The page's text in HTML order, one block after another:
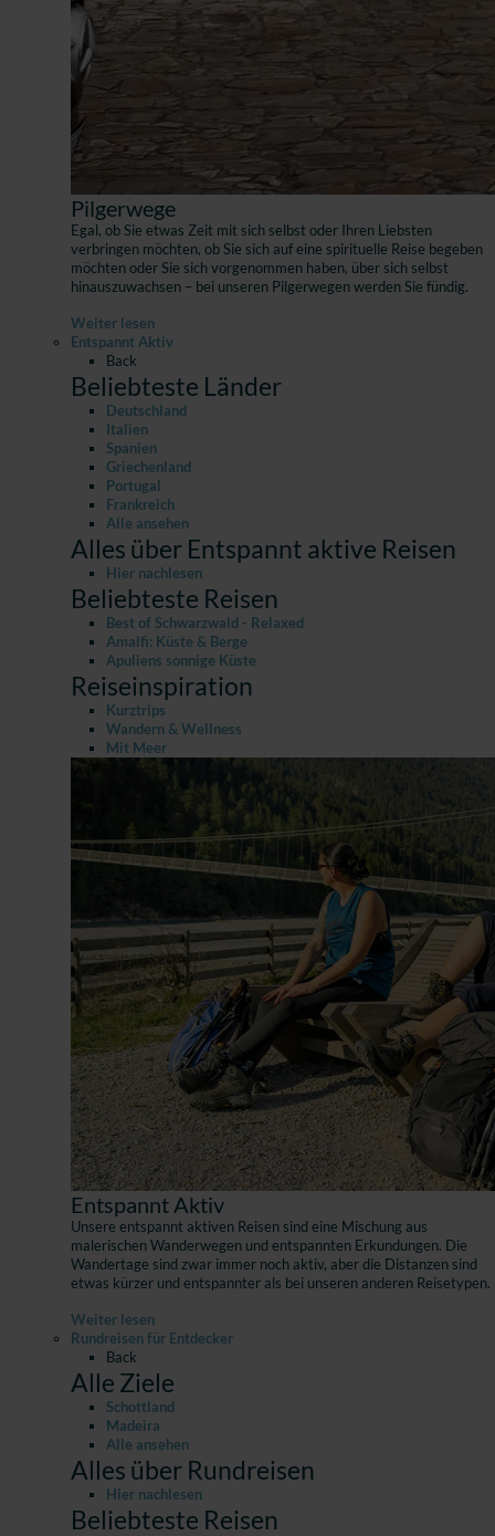
Pilgerwege
Egal, ob Sie etwas Zeit mit sich selbst oder Ihren Liebsten
verbringen möchten, ob Sie sich auf eine spirituelle Reise begeben
möchten oder Sie sich vorgenommen haben, über sich selbst
hinauszuwachsen – bei unseren Pilgerwegen werden Sie fündig.
Weiter lesen
Entspannt Aktiv
Back
Beliebteste Länder
Deutschland
Italien
Spanien
Griechenland
Portugal
Frankreich
Alle ansehen
Alles über Entspannt aktive Reisen
Hier nachlesen
Beliebteste Reisen
Best of Schwarzwald - Relaxed
Amalfi: Küste & Berge
Apuliens sonnige Küste
Reiseinspiration
Kurztrips
Wandern & Wellness
Mit Meer
Entspannt Aktiv
Unsere entspannt aktiven Reisen sind eine Mischung aus
malerischen Wanderwegen und entspannten Erkundungen. Die
Wandertage sind zwar immer noch aktiv, aber die Distanzen sind
etwas kürzer und entspannter als bei unseren anderen Reisetypen.
Weiter lesen
Rundreisen für Entdecker
Back
Alle Ziele
Schottland
Madeira
Alle ansehen
Alles über Rundreisen
Hier nachlesen
Beliebteste Reisen